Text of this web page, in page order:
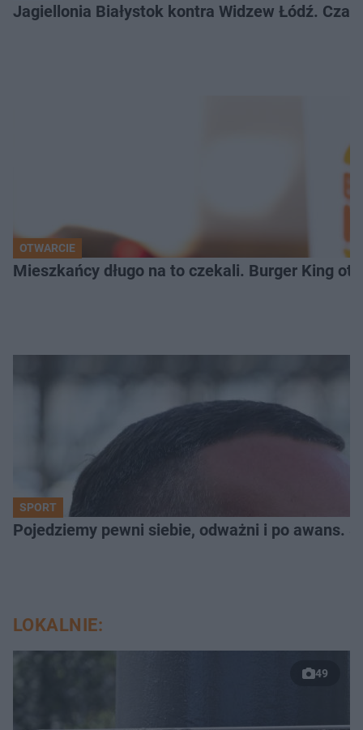
Jagiellonia Białystok kontra Widzew Łódź.
OTWARCIE
Mieszkańcy długo na to czekali. Burger King
SPORT
Pojedziemy pewni siebie, odważni i po awans.
LOKALNIE:
49